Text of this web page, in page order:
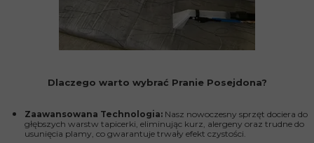
Dlaczego warto wybrać Pranie Posejdona?
Zaawansowana Technologia: Nasz nowoczesny sprzęt dociera do
głębszych warstw tapicerki, eliminując kurz, alergeny oraz trudne do
usunięcia plamy, co gwarantuje trwały efekt czystości.